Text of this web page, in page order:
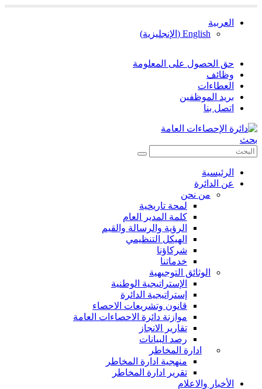
العربية
English
( الإنجليزية)
حق الحصول على المعلومة
وظائف
العطاءات
بريد الموظفين
اتصل بنا
بحث
الرئيسية
عن الدائرة
من نحن
لمحة تاريخية
كلمة المدير العام
الرؤية والرسالة والقيم
الهيكل التنظيمي
شركاؤنا
خدماتنا
الوثائق التوجيهية
الإستراتيجية الوطنية
إستراتيجية الدائرة
قانون وتشريعات الاحصاء
موازنة دائرة الاحصاءات العامة
تقارير الانجاز
رصد البيانات
ادارة المخاطر
منهجية ادارة المخاطر
تقرير ادارة المخاطر
الأخبار والاعلام